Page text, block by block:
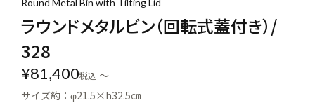
ラウンドメタルビン（回転式蓋付き）/
328
¥81,400税込 〜
サイズ約：φ21.5×h32.5㎝